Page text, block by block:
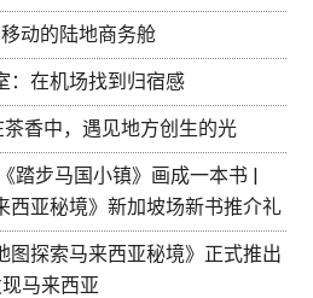
动的陆地商务舱
：在机场找到归宿感
茶香中，遇见地方创生的光
踏步马国小镇》画成一本书 |
西亚秘境》新加坡场新书推介礼
图探索马来西亚秘境》正式推出
马来西亚